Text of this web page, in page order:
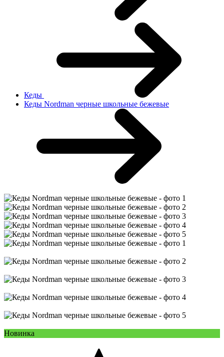
Кеды
Кеды Nordman черные школьные бежевые
Новинка